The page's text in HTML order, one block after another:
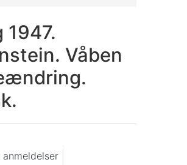
1947.
Våben
anmeldelser